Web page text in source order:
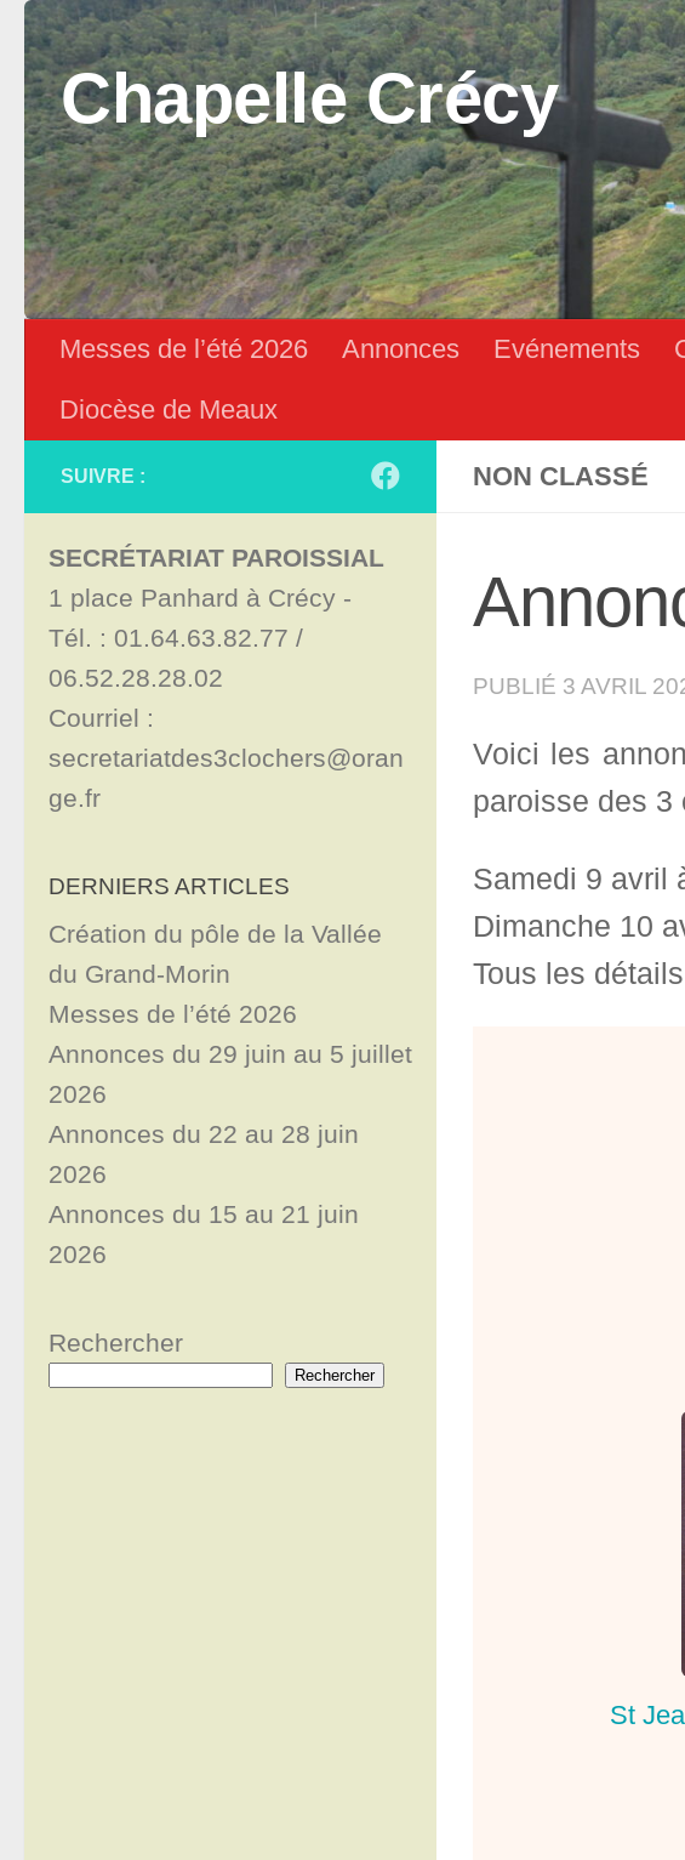
Skip to content
Chapelle Crécy
Messes de l’été 2026 Annonces Evénements
Diocèse de Meaux
NON CLASSÉ
PUBLIÉ 3 AVRIL
Voici les
paroisse des 3
Samedi 9 avril
Dimanche 10
Tous les
St
SUIVRE :
SECRÉTARIAT PAROISSIAL
1 place Panhard à Crécy -
Tél. : 01.64.63.82.77 /
06.52.28.28.02
Courriel :
secretariatdes3clochers@oran
ge.fr
DERNIERS ARTICLES
Création du pôle de la Vallée
du Grand-Morin
Messes de l’été 2026
Annonces du 29 juin au 5 juillet
2026
Annonces du 22 au 28 juin
2026
Annonces du 15 au 21 juin
2026
Rechercher
Rechercher